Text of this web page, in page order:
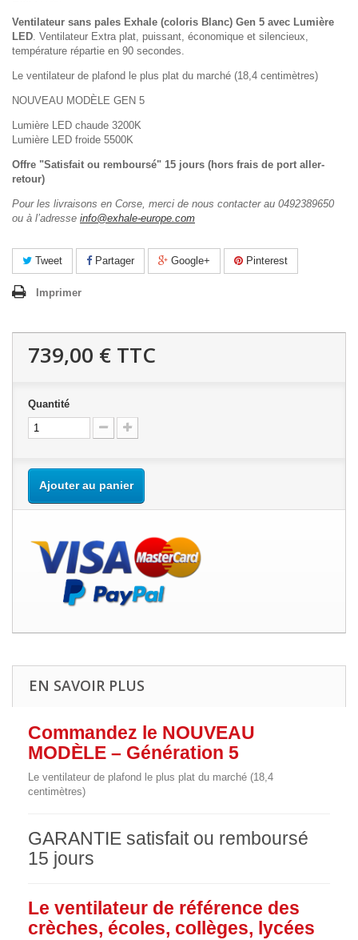
Ventilateur sans pales Exhale (coloris Blanc) Gen 5 avec Lumière
LED. Ventilateur Extra plat, puissant, économique et silencieux,
température répartie en 90 secondes.
Le ventilateur de plafond le plus plat du marché (18,4 centimètres)
NOUVEAU MODÈLE GEN 5
Lumière LED chaude 3200K
Lumière LED froide 5500K
Offre "Satisfait ou remboursé" 15 jours (hors frais de port aller-
retour)
Pour les livraisons en Corse, merci de nous contacter au 0492389650
ou à l’adresse info@exhale-europe.com
Tweet Partager Google+ Pinterest
Imprimer
739,00 € TTC
Quantité
Ajouter au panier
EN SAVOIR PLUS
Commandez le NOUVEAU
MODÈLE – Génération 5
Le ventilateur de plafond le plus plat du marché (18,4
centimètres)
GARANTIE satisfait ou remboursé
15 jours
Le ventilateur de référence des
crèches, écoles, collèges, lycées